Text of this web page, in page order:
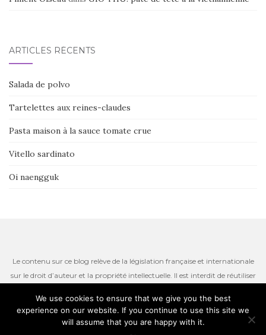
ARTICLES RÉCENTS
Salada de polvo
Tartelettes aux reines-claudes
Pasta maison à la sauce tomate crue
Vitello sardinato
Oi naengguk
Le contenu sur ce blog relève de la législation française et internationale
sur le droit d’auteur et la propriété intellectuelle. Il est interdit de réutiliser
autres ressources iconographiques qui restent la propriété de l’auteur.
Thème par
Colorlib . Propulsé par WordPress
We use cookies to ensure that we give you the best
experience on our website. If you continue to use this site we
will assume that you are happy with it.